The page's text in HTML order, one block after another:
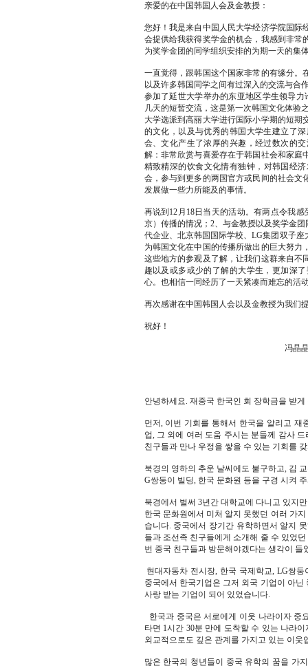
亲爱的在中国韩国人会及金教授：
您好！我是来自中国人民大学经济学院国
会提供给我获得奖学金的机会，我感到非
为奖学金团的同学组织安排的为期一天的集
一直觉得，跟韩国这个国家非常的有缘分
以及许多韩国同学之间有过深入的交流与合
参加了延世大学举办的东亚地区学生领导力
几天的短暂交流，这是第一次韩国文化体验
大学选派到高丽大学进行国际小学期的短
的文化，以及与优秀的韩国大学生建立了
会、文化产生了浓厚的兴趣，经过数次的
解：非常欣赏与喜爱存在于韩国社会和家
精致精深的饮食文化情有独钟，对韩国经
会，参与到更多的两国官方或民间的社会
发展做一些力所能及的事情。
再说到12月18日当天的活动。有两点令我
京）传播的情况；2、与金教授以及奖学金
代企业、北京韩国国际学校、LG集团双子
为韩国文化在中国的传播所做出的巨大努
这些地方的参观及了解，让我们这群来自
趣以及或多或少的了解的大学生，更加深
心。也相信一同经历了一天紧凑而难忘的活
再次感谢在中国韩国人会以及金教授为我们
祝好！
冯晶
안녕하세요. 재중국 한국인 회 장학금을 받
먼저, 이번 기회를 통해서 한국을 알리고
업, 그 외에 여러 도움 주시는 분들께 감사
친구들과 만나 우정을 쌓을 수 있는 기회를
북경의 영하의 추운 날씨에도 불구하고, 김
G쌍둥이 빌딩, 한국 문화원 등을 구경 시켜
북경에서 벌써 3년간 대학교에 다니고 있지
한국 문화원에서 미처 알지 못했던 여러 가
습니다. 중국에서 장기간 유학하면서 알지
들과 조선족 친구들에게 소개해 줄 수 있었
번 중국 친구들과 방문해야겠다는 생각이 들
현대자동차 전시장, 한국 국제학교, LG쌍
중국에서 한국기업은 그저 외국 기업이 아
사랑 받는 기업이 되어 있었습니다.
한국과 중국은 서로에게 이웃 나라이자 중
타면 1시간 30분 만에 도착할 수 있는 나라
외교적으로도 깊은 관계를 가지고 있는 이웃
많은 한국의 청년들이 중국 유학의 꿈을 가